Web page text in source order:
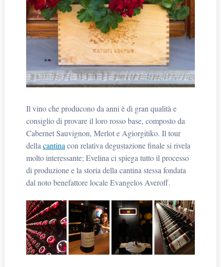
Il vino che producono da anni è di gran qualità e
consiglio di provare il loro rosso base, composto da
Cabernet Sauvignon, Merlot e Agiorgitiko. Il tour
dellacantinacon relativa degustazione finale si rivela
molto interessante; Evelina ci spiega tutto il processo
di produzione e la storia della cantina stessa fondata
dal noto benefattore locale Evangelos Averoff.